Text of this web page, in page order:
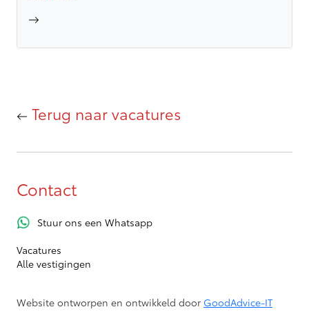
Terug naar vacatures
Contact
Stuur ons een Whatsapp
Vacatures
Alle vestigingen
Website ontworpen en ontwikkeld door GoodAdvice-IT